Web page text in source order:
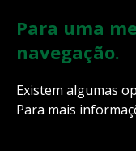
Canudos, Novo
Para uma
navegação.
Existem algumas
Para mais